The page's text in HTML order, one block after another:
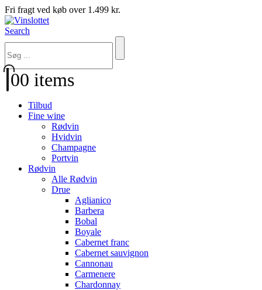
Fri fragt ved køb over 1.499 kr.
Search
00 items
Tilbud
Fine wine
Rødvin
Hvidvin
Champagne
Portvin
Rødvin
Alle Rødvin
Drue
Aglianico
Barbera
Bobal
Boyale
Cabernet franc
Cabernet sauvignon
Cannonau
Carmenere
Chardonnay